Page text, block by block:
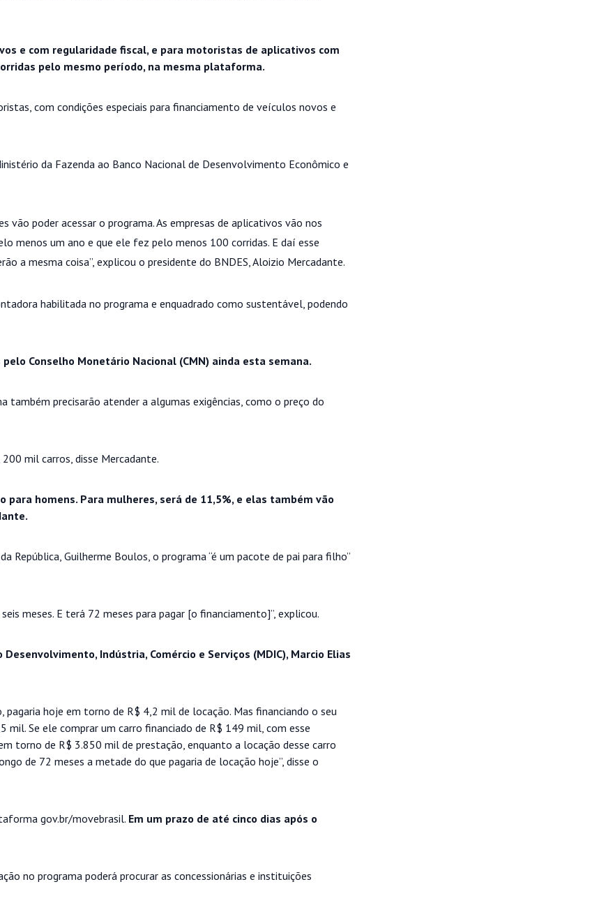
e com regularidade fiscal, e para motoristas de aplicativos com
pelo mesmo período, na mesma plataforma.
com condições especiais para financiamento de veículos novos e
da Fazenda ao Banco Nacional de Desenvolvimento Econômico e
poder acessar o programa. As empresas de aplicativos vão nos
menos um ano e que ele fez pelo menos 100 corridas. E daí esse
a mesma coisa”, explicou o presidente do BNDES, Aloizio Mercadante.
habilitada no programa e enquadrado como sustentável, podendo
Conselho Monetário Nacional (CMN) ainda esta semana.
também precisarão atender a algumas exigências, como o preço do
mil carros, disse Mercadante.
homens. Para mulheres, será de 11,5%, e elas também vão
República, Guilherme Boulos, o programa “é um pacote de pai para filho”
meses. E terá 72 meses para pagar [o financiamento]”, explicou.
Indústria, Comércio e Serviços (MDIC), Marcio Elias
hoje em torno de R$ 4,2 mil de locação. Mas financiando o seu
Se ele comprar um carro financiado de R$ 149 mil, com esse
torno de R$ 3.850 mil de prestação, enquanto a locação desse carro
de 72 meses a metade do que pagaria de locação hoje”, disse o
gov.br/movebrasil. Em um prazo de até cinco dias após o
no programa poderá procurar as concessionárias e instituições